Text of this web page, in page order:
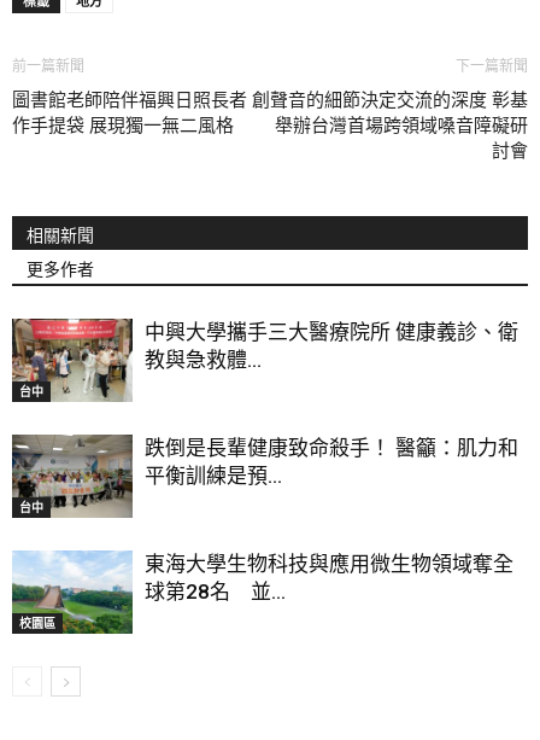
前一篇新聞
圖書館老師陪伴福興日照長者 創
作手提袋 展現獨一無二風格
下一篇新聞
聲音的細節決定交流的深度 彰基
舉辦台灣首場跨領域嗓音障礙研
討會
相關新聞
更多作者
台中
中興大學攜手三大醫療院所 健康義診、衛
教與急救體...
台中
跌倒是長輩健康致命殺手！ 醫籲：肌力和
平衡訓練是預...
校園區
東海大學生物科技與應用微生物領域奪全
球第28名 並...